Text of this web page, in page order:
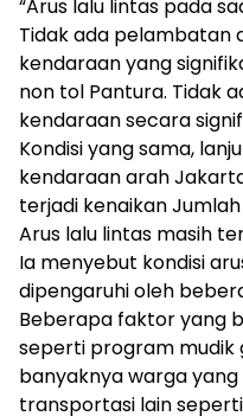
“Arus lalu lintas pada
Tidak ada pelambatan
kendaraan yang
non tol Pantura. Tidak
kendaraan secara
Kondisi yang sama,
kendaraan arah
terjadi kenaikan
Arus lalu lintas masih
Ia menyebut kondisi
dipengaruhi oleh
Beberapa faktor yang
seperti program mudik
banyaknya warga
transportasi lain